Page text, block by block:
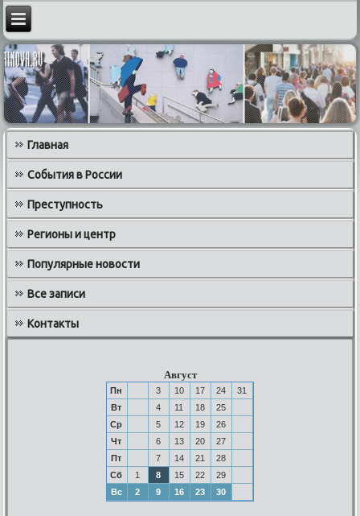
Главная
События в России
Преступность
Регионы и центр
Популярные новости
Все записи
Контакты
Август
Пн 3 10 17 24
31
Вт
4 11 18
25
Ср
5 12 19
26
Чт
6 13 20
27
Пт
7 14 21
28
Сб
1 8 15 22
29
Вс
2 9 16 23 30